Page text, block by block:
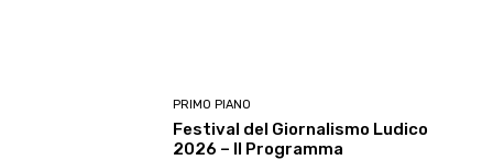
PRIMO PIANO
Festival del Giornalismo Ludico
2026 – Il Programma